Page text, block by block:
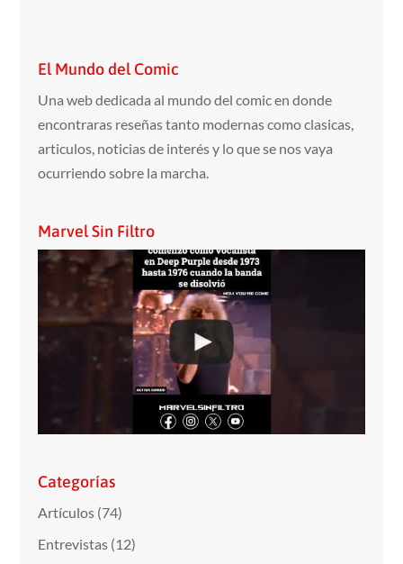
El Mundo del Comic
Una web dedicada al mundo del comic en donde
encontraras reseñas tanto modernas como clasicas,
articulos, noticias de interés y lo que se nos vaya
ocurriendo sobre la marcha.
Marvel Sin Filtro
Categorías
Artículos (74)
Entrevistas (12)